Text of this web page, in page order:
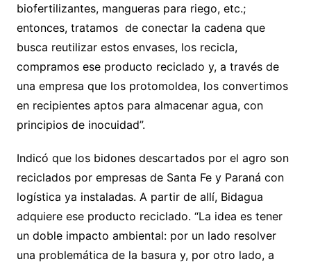
biofertilizantes, mangueras para riego, etc.;
entonces, tratamos de conectar la cadena que
busca reutilizar estos envases, los recicla,
compramos ese producto reciclado y, a través de
una empresa que los protomoldea, los convertimos
en recipientes aptos para almacenar agua, con
principios de inocuidad”.
Indicó que los bidones descartados por el agro son
reciclados por empresas de Santa Fe y Paraná con
logística ya instaladas. A partir de allí, Bidagua
adquiere ese producto reciclado. “La idea es tener
un doble impacto ambiental: por un lado resolver
una problemática de la basura y, por otro lado, a